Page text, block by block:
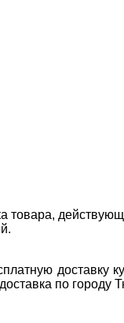
доставку
по